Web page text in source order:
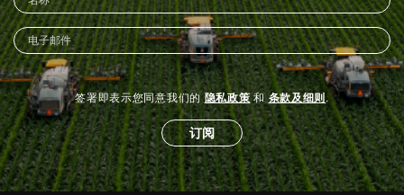
签署即表示您同意我们的隐私政策 和条款及细则 .
订阅